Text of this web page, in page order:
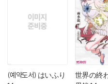
(예약도서) はいふり
世界の終